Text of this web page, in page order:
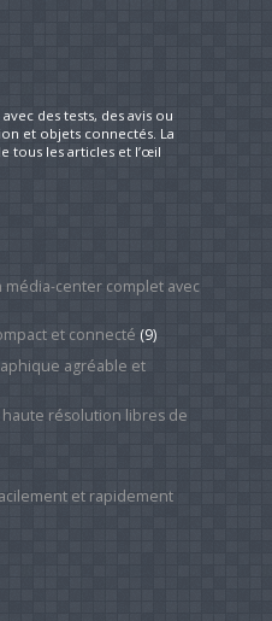
des tests, des avis ou
et objets connectés. La
tous les articles et l’œil
média-center complet avec
et connecté (9)
agréable et
résolution libres de
et rapidement